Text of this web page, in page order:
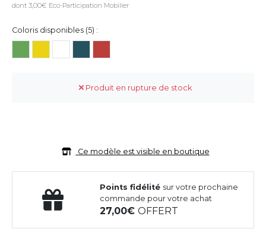
dont 3,00€ Eco-Participation Mobilier
Coloris disponibles (5) :
Produit en rupture de stock
Ce modèle est visible en boutique
Points fidélité sur votre prochaine
commande pour votre achat
27,00OFFERT